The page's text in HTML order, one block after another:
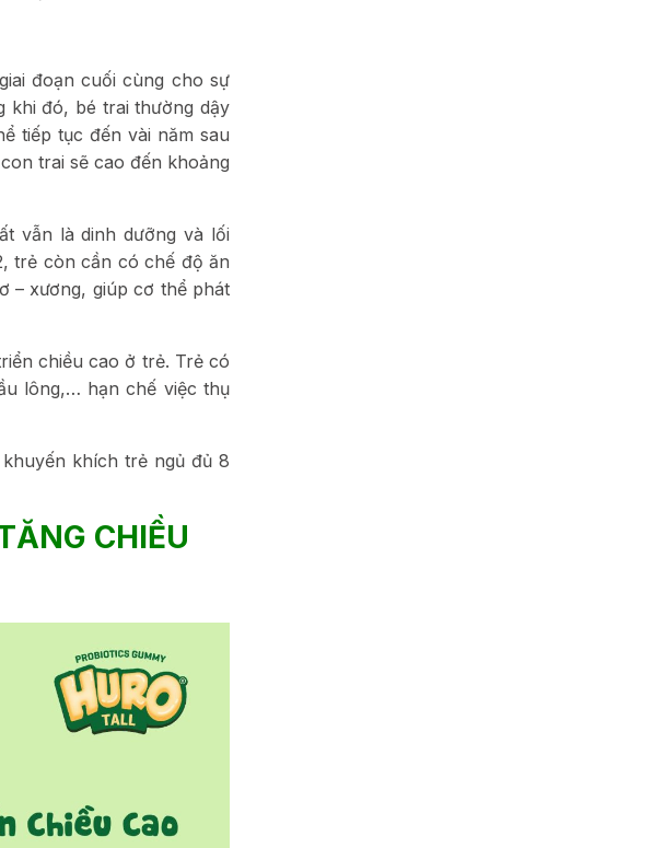
đoạn cuối cùng cho sự
khi đó, bé trai thường dậy
tiếp tục đến vài năm sau
trai sẽ cao đến khoảng
vẫn là dinh dưỡng và lối
trẻ còn cần có chế độ ăn
– xương, giúp cơ thể phát
chiều cao ở trẻ. Trẻ có
lông,… hạn chế việc thụ
khích trẻ ngủ đủ 8
CHIỀU